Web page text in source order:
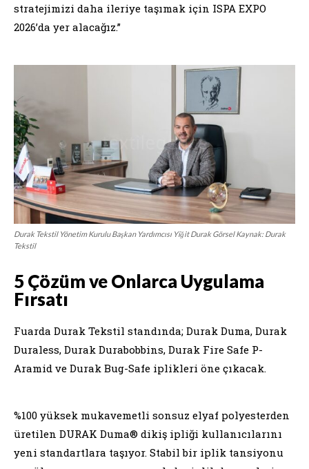
stratejimizi daha ileriye taşımak için ISPA EXPO
2026’da yer alacağız.”
Durak Tekstil Yönetim Kurulu Başkan Yardımcısı Yiğit Durak Görsel Kaynak: Durak
Tekstil
5 Çözüm ve Onlarca Uygulama
Fırsatı
Fuarda Durak Tekstil standında; Durak Duma, Durak
Duraless, Durak Durabobbins, Durak Fire Safe P-
Aramid ve Durak Bug-Safe iplikleri öne çıkacak.
%100 yüksek mukavemetli sonsuz elyaf polyesterden
üretilen DURAK Duma® dikiş ipliği kullanıcılarını
yeni standartlara taşıyor. Stabil bir iplik tansiyonu